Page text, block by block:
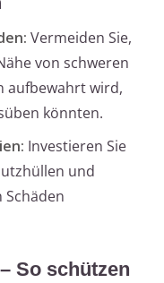
Vermeiden Sie,
von schweren
aufbewahrt wird,
könnten.
Investieren Sie
und
Schäden
So schützen